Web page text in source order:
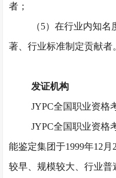
者；
（5）在行业内知名
著、行业标准制定贡献者
发证机构
JYPC全国职业资格
JYPC全国职业资格
能鉴定集团于1999年12
较早、规模较大、行业